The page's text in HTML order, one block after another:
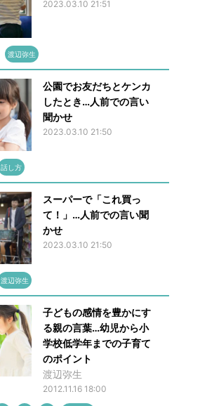
2023.03.10 21:51
渡辺弥生
公園でお友だちとケンカ
したとき…人前での言い
聞かせ
2023.03.10 21:50
話し方
スーパーで「これ買っ
て！」…人前での言い聞
かせ
2023.03.10 21:50
渡辺弥生
子どもの感情を豊かにす
る親の言葉…幼児から小
学校低学年までの子育て
のポイント
渡辺弥生
2012.11.16 18:00